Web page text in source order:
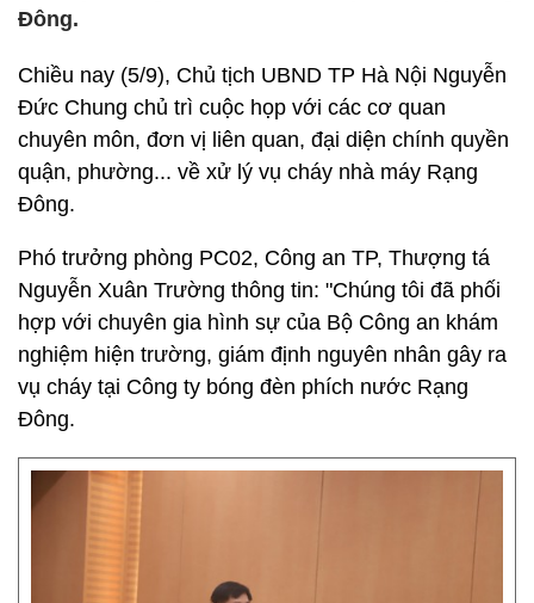
Đông.
Chiều nay (5/9), Chủ tịch UBND TP Hà Nội Nguyễn
Đức Chung chủ trì cuộc họp với các cơ quan
chuyên môn, đơn vị liên quan, đại diện chính quyền
quận, phường... về xử lý vụ cháy nhà máy Rạng
Đông.
Phó trưởng phòng PC02, Công an TP, Thượng tá
Nguyễn Xuân Trường thông tin: "Chúng tôi đã phối
hợp với chuyên gia hình sự của Bộ Công an khám
nghiệm hiện trường, giám định nguyên nhân gây ra
vụ cháy tại Công ty bóng đèn phích nước Rạng
Đông.